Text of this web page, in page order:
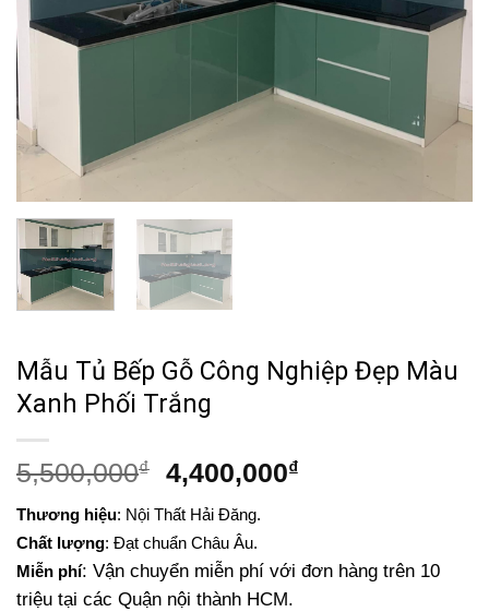
Mẫu Tủ Bếp Gỗ Công Nghiệp Đẹp Màu
Xanh Phối Trắng
5,500,000₫
Giá
là:
5,500,000₫.
4,400,000₫Giá
4,400,000₫.
Thương hiệu: Nội Thất Hải Đăng.
Chất lượng: Đạt chuẩn Châu Âu.
Miễn phí: Vận chuyển miễn phí với đơn hàng trên 10
triệu tại các Quận nội thành HCM.